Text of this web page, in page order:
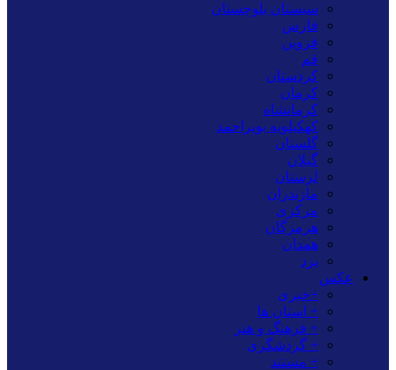
سیستان بلوچستان
فارس
قزوین
قم
کردستان
کرمان
کرمانشاه
کهکیلویه بویراحمد
گلستان
گیلان
لرستان
مازندران
مرکزی
هرمزگان
همدان
یزد
عکس
+خبری
+ استان ها
+ فرهنگ و هنر
+ گردشگری
+ مستند